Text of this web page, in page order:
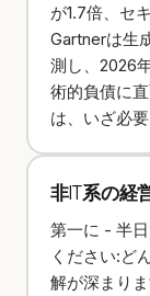
が1.7倍、セ
Gartnerは生
測し、2026
術的負債に
は、いざ必
非IT系の経
第一に - 半
ください:ど
解が深まり